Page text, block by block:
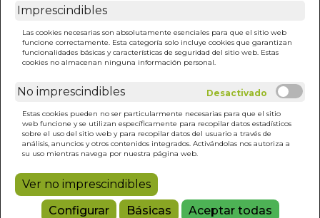
Imprescindibles
Las cookies necesarias son absolutamente esenciales para que el sitio web
funcione correctamente. Esta categoría solo incluye cookies que garantizan
funcionalidades básicas y características de seguridad del sitio web. Estas
cookies no almacenan ninguna información personal.
No imprescindibles
Estas cookies pueden no ser particularmente necesarias para que el sitio
web funcione y se utilizan específicamente para recopilar datos estadísticos
sobre el uso del sitio web y para recopilar datos del usuario a través de
análisis, anuncios y otros contenidos integrados. Activándolas nos autoriza a
su uso mientras navega por nuestra página web.
Ver no imprescindibles
Configurar
Básicas Aceptar todas
INICIO >